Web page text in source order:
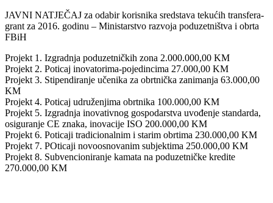
JAVNI NATJEČAJ za odabir korisnika sredstava tekućih transfera-
grant za 2016. godinu – Ministarstvo razvoja poduzetništva i obrta
FBiH
Projekt 1. Izgradnja poduzetničkih zona 2.000.000,00 KM
Projekt 2. Poticaj inovatorima-pojedincima 27.000,00 KM
Projekt 3. Stipendiranje učenika za obrtnička zanimanja 63.000,00
KM
Projekt 4. Poticaj udruženjima obrtnika 100.000,00 KM
Projekt 5. Izgradnja inovativnog gospodarstva uvođenje standarda,
osiguranje CE znaka, inovacije ISO 200.000,00 KM
Projekt 6. Poticaji tradicionalnim i starim obrtima 230.000,00 KM
Projekt 7. POticaji novoosnovanim subjektima 250.000,00 KM
Projekt 8. Subvencioniranje kamata na poduzetničke kredite
270.000,00 KM